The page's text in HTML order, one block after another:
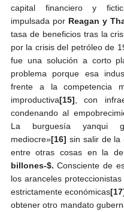
capital financiero y
impulsada por Reagan y
tasa de beneficios tras la
por la crisis del petróleo de
fue una solución a corto
problema porque esa
frente a la competencia
improductiva[15] , con
condenando al
La burguesía yanqui
mediocre»[16] sin salir de la
entre otras cosas en la
billones-$. Consciente de
los aranceles
estrictamente económicas
obtener otro mandato